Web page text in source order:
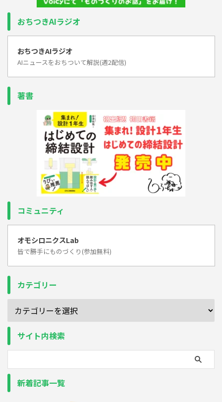
おちつきAIラジオ
おちつきAIラジオ
AIニュースをおちついて解説(週2配信)
著書
コミュニティ
オモシロニクスLab
皆で勝手にものづくり(参加無料)
カテゴリー
サイト内検索
新着記事一覧